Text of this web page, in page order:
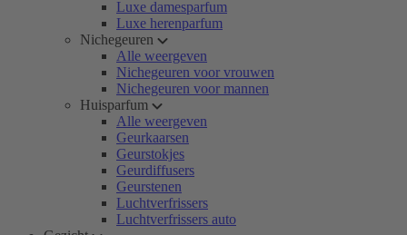
Luxe damesparfum
Luxe herenparfum
Nichegeuren
Alle weergeven
Nichegeuren voor vrouwen
Nichegeuren voor mannen
Huisparfum
Alle weergeven
Geurkaarsen
Geurstokjes
Geurdiffusers
Geurstenen
Luchtverfrissers
Luchtverfrissers auto